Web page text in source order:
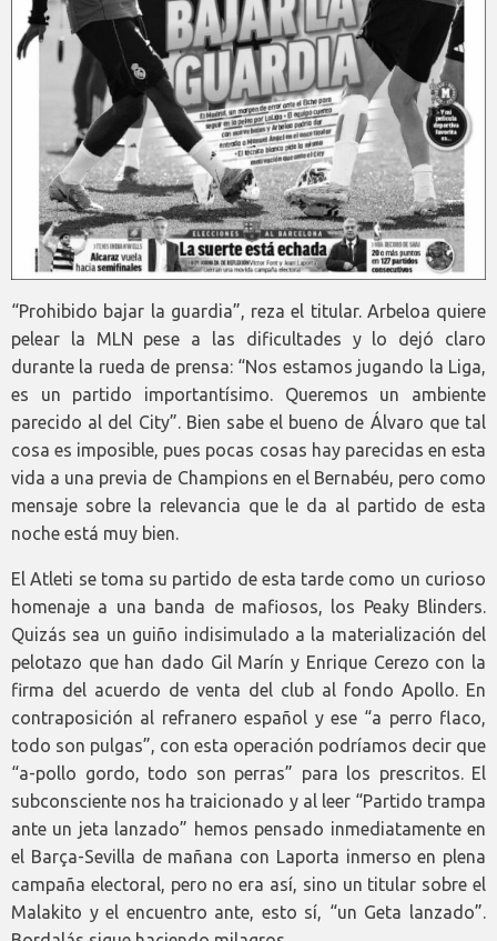
“Prohibido bajar la guardia”, reza el titular. Arbeloa quiere
pelear la MLN pese a las dificultades y lo dejó claro
durante la rueda de prensa: “Nos estamos jugando la Liga,
es un partido importantísimo. Queremos un ambiente
parecido al del City”. Bien sabe el bueno de Álvaro que tal
cosa es imposible, pues pocas cosas hay parecidas en esta
vida a una previa de Champions en el Bernabéu, pero como
mensaje sobre la relevancia que le da al partido de esta
noche está muy bien.
El Atleti se toma su partido de esta tarde como un curioso
homenaje a una banda de mafiosos, los Peaky Blinders.
Quizás sea un guiño indisimulado a la materialización del
pelotazo que han dado Gil Marín y Enrique Cerezo con la
firma del acuerdo de venta del club al fondo Apollo. En
contraposición al refranero español y ese “a perro flaco,
todo son pulgas”, con esta operación podríamos decir que
“a-pollo gordo, todo son perras” para los prescritos. El
subconsciente nos ha traicionado y al leer “Partido trampa
ante un jeta lanzado” hemos pensado inmediatamente en
el Barça-Sevilla de mañana con Laporta inmerso en plena
campaña electoral, pero no era así, sino un titular sobre el
Malakito y el encuentro ante, esto sí, “un Geta lanzado”.